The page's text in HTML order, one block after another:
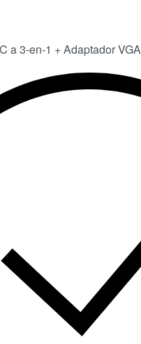
a 3-en-1 + Adaptador